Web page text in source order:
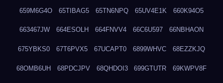
659M6G4O 65TIBAG5 65TN6NPQ 65UV4E1K 660K94O5
663467JW 664ESOLH 664FNVV4 66C6U597 66NBHAON
675YBKS0 67T6PVX5 67UCAPT0 6899WHVC 68EZZKJQ
68OMB6UH 68PDCJPV 68QHDOI3 699GTUTR 69KWPV8F